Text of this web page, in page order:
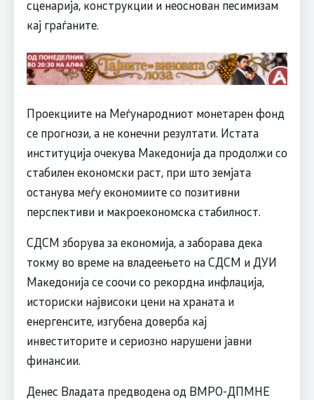
сценарија, конструкции и неоснован песимизам
кај граѓаните.
Проекциите на Меѓународниот монетарен фонд
се прогнози, а не конечни резултати. Истата
институција очекува Македонија да продолжи со
стабилен економски раст, при што земјата
останува меѓу економиите со позитивни
перспективи и макроекономска стабилност.
СДСМ зборува за економија, а заборава дека
токму во време на владеењето на СДСМ и ДУИ
Македонија се соочи со рекордна инфлација,
историски највисоки цени на храната и
енергенсите, изгубена доверба кај
инвеститорите и сериозно нарушени јавни
финансии.
Денес Владата предводена од ВМРО-ДПМНЕ